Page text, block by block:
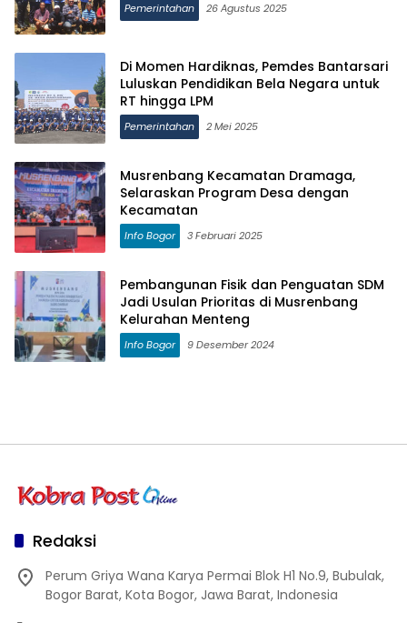
Pemerintahan 26 Agustus 2025
Di Momen Hardiknas, Pemdes Bantarsari
Luluskan Pendidikan Bela Negara untuk
RT hingga LPM
Pemerintahan 2 Mei 2025
Musrenbang Kecamatan Dramaga,
Selaraskan Program Desa dengan
Kecamatan
Info Bogor 3 Februari 2025
Pembangunan Fisik dan Penguatan SDM
Jadi Usulan Prioritas di Musrenbang
Kelurahan Menteng
Info Bogor 9 Desember 2024
Redaksi
Perum Griya Wana Karya Permai Blok H1 No.9, Bubulak,
Bogor Barat, Kota Bogor, Jawa Barat, Indonesia